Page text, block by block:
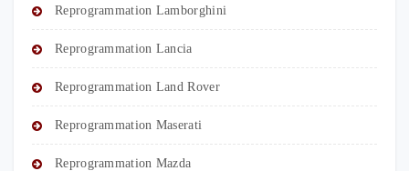
Reprogrammation Lamborghini
Reprogrammation Lancia
Reprogrammation Land Rover
Reprogrammation Maserati
Reprogrammation Mazda